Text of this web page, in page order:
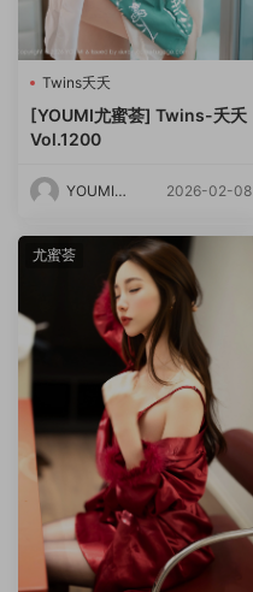
Twins夭夭
[YOUMI尤蜜荟] Twins-夭夭
Vol.1200
YOUMI尤
2026-02-08
尤蜜荟